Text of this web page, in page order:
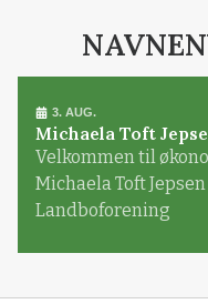
3. AUG.
Michaela Toft
Velkommen til
Michaela Toft
Landboforening